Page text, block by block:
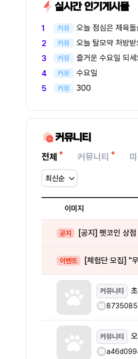
실시간 인기게시물
1 커뮤 오늘 점심은 제육돌
2 커뮤 오늘 탈모약 처방
3 커뮤 즐거운 수요일 되세
4 커뮤 수요일
5 커뮤 300
커뮤니티
전체 커뮤니티
이미지
공지 [공지] 펫코인 상
이벤트 [체험단 모집] "
커뮤니티
커뮤니티